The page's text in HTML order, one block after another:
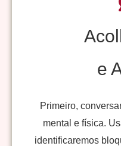
e
Primeiro,
mental e física.
identificaremos